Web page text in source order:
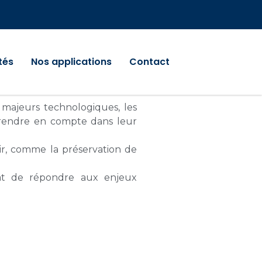
Nos applications Contact
technologiques, les
en compte dans leur
comme la préservation de
de répondre aux enjeux